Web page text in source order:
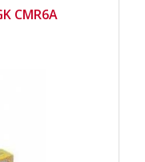
CMR6A